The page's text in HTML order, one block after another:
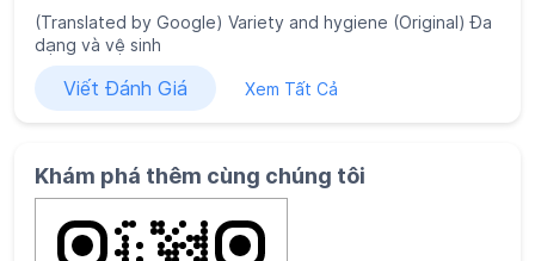
(Translated by Google) Variety and hygiene (Original) Đa
dạng và vệ sinh
Viết Đánh Giá Xem Tất Cả
Khám phá thêm cùng chúng tôi